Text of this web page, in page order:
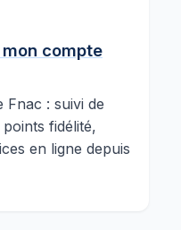
compte
Fnac : suivi de
fidélité,
en ligne depuis